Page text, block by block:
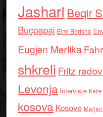
Jashari Beqir
Buçpapaj Elmi Berisha
Eugjen Merlika
shkreli Fritz
Levonja Interviste
kosova Kosove